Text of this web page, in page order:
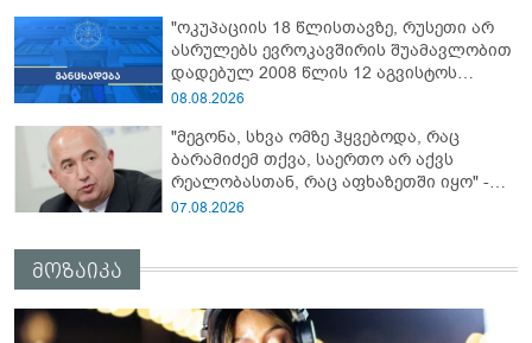
"ოკუპაციის 18 წლისთავზე, რუსეთი არ
ასრულებს ევროკავშირის შუამავლობით
დადებულ 2008 წლის 12 აგვისტოს
ცეცხლის შეწყვეტის შეთანხმებას - მეტიც,
კონტროლს ოკუპირებულ რეგიონებში"
08.08.2026
"მეგონა, სხვა ომზე ჰყვებოდა, რაც
ბარამიძემ თქვა, საერთო არ აქვს
რეალობასთან, რაც აფხაზეთში იყო" -
პაატა ზაქარეიშვილის შეფასება
07.08.2026
მოზაიკა